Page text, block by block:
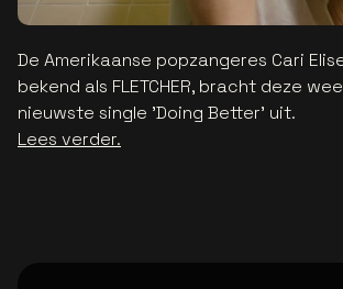
De Amerikaanse popzangeres Cari
bekend als FLETCHER, bracht deze
nieuwste single 'Doing Better' uit.
Lees verder.